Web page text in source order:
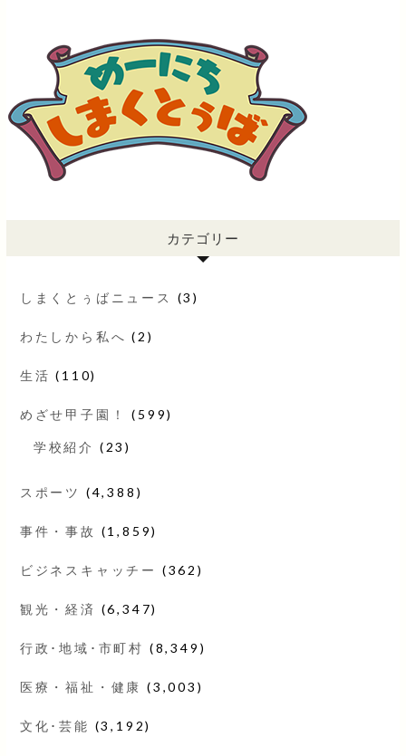
カテゴリー
しまくとぅばニュース (3)
わたしから私へ (2)
生活 (110)
めざせ甲子園！ (599)
学校紹介 (23)
スポーツ (4,388)
事件・事故 (1,859)
ビジネスキャッチー (362)
観光・経済 (6,347)
行政･地域･市町村 (8,349)
医療・福祉・健康 (3,003)
文化･芸能 (3,192)